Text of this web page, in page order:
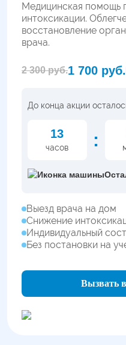
Медицинская помощь
интоксикации.
восстановление
врача.
2 300 руб.1 700 руб.
До конца акции
13
часов :
Выезд врача на дом
Снижение
Индивидуальный
Без постановки на
Вызвать